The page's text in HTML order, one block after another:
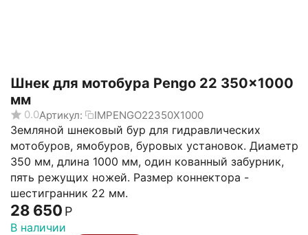
Шнек для мотобура Pengo 22 350x1000
мм
0.0Артикул: IMPENGO22350X1000
Земляной шнековый бур для гидравлических
мотобуров, ямобуров, буровых установок. Диаметр
350 мм, длина 1000 мм, один кованный забурник,
пять режущих ножей. Размер коннектора -
шестигранник 22 мм.
28 650 Р
В наличии